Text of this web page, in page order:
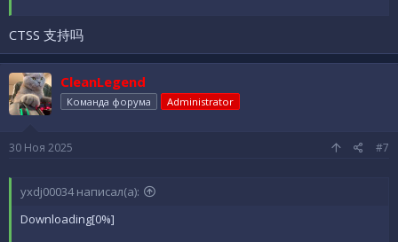
CTSS 支持吗
CleanLegend
Команда форума Administrator
30 Ноя 2025 #7
yxdj00034 написал(а):
Downloading[0%]